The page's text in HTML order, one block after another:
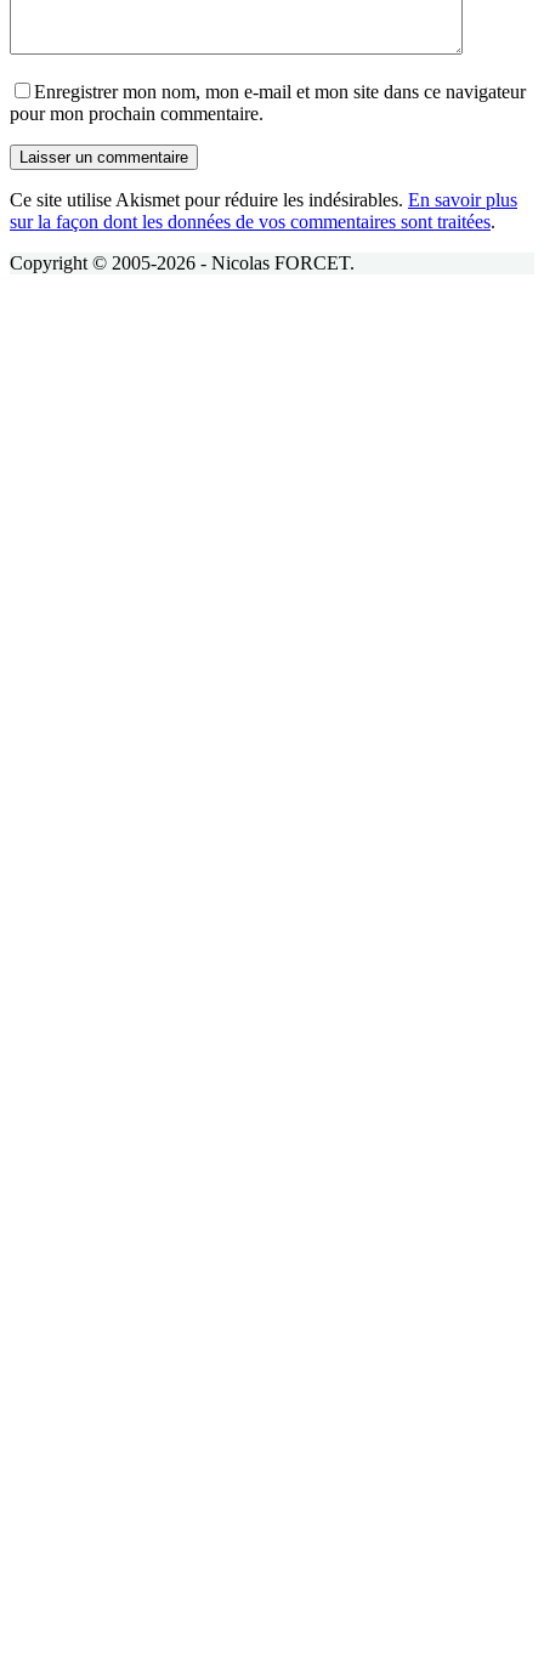
Enregistrer mon nom, mon e-mail et mon site dans ce navigateur
pour mon prochain commentaire.
Laisser un commentaire
Ce site utilise Akismet pour réduire les indésirables. En savoir plus
sur la façon dont les données de vos commentaires sont traitées.
Copyright © 2005-2026 - Nicolas FORCET.